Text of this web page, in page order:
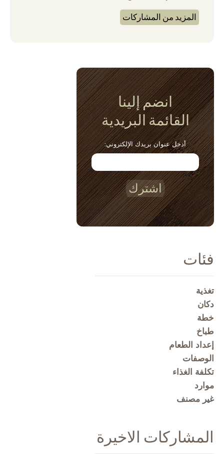
المزيد من المشاركات
انضم إلينا
القائمة البريدية
أدخل عنوان بريدك الإلكتروني:
اشترك
فئات
تغذية
دكان
خطة
طباخ
إعداد الطعام
الوصفات
تكلفة الغذاء
موارد
غير مصنف
المشاركات الاخيرة